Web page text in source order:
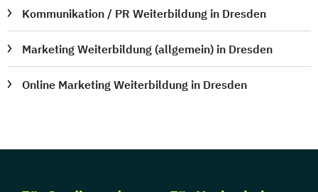
Kommunikation / PR Weiterbildung in Dresden
Marketing Weiterbildung (allgemein) in Dresden
Online Marketing Weiterbildung in Dresden